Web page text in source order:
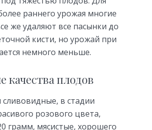
раннего урожая многие
же удаляют все пасынки до
кисти, но урожай при
немного меньше.
качества плодов
в стадии
розового цвета,
грамм, мясистые, хорошего